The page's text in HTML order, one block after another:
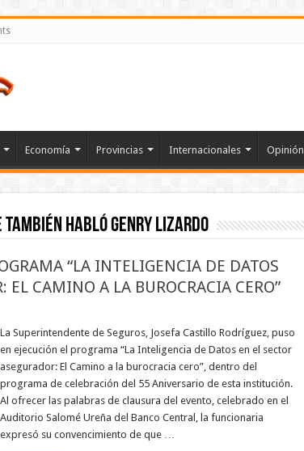
Economía Provincias Internacionales Opinión
también habló Genry Lizardo
“LA INTELIGENCIA DE DATOS
EL CAMINO A LA BUROCRACIA CERO”
La Superintendente de Seguros, Josefa Castillo Rodríguez, puso
en ejecución el programa “La Inteligencia de Datos en el sector
asegurador: El Camino a la burocracia cero”, dentro del
programa de celebración del 55 Aniversario de esta institución.
Al ofrecer las palabras de clausura del evento, celebrado en el
Auditorio Salomé Ureña del Banco Central, la funcionaria
expresó su convencimiento de que …